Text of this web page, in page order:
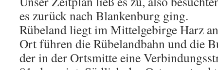
es zurück nach Blankenburg ging.
Rübeland liegt im Mittelgebirge Harz
Ort führen die Rübelandbahn und die
der in der Ortsmitte eine